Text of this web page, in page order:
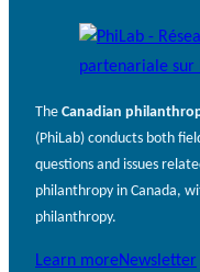
The Canadian
(PhiLab) conducts both
questions and issues
philanthropy in Canada,
philanthropy.
Learn moreNewsletter